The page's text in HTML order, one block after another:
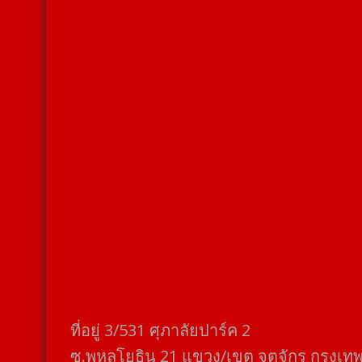
ที่อยู่​ 3/531​ ศุภาลัยปาร์ค​ 2
ซ.พหลโยธิน​ 21​ แขวง/เขต​ จตุจักร​ กรุงเท